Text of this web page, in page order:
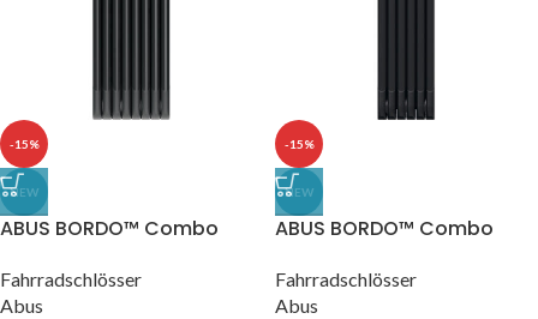
-15%
NEW
ABUS BORDO™ Combo
Halter SH
Fahrradschlösser
Abus
-15%
NEW
ABUS BORDO™ Combo
Halter SH
Fahrradschlösser
Abus